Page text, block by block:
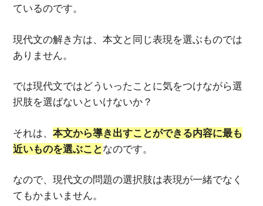
ているのです。
現代文の解き方は、本文と同じ表現を選ぶものでは
ありません。
では現代文ではどういったことに気をつけながら選
択肢を選ばないといけないか？
それは、本文から導き出すことができる内容に最も
近いものを選ぶこと なのです。
なので、現代文の問題の選択肢は表現が一緒でなく
てもかまいません。